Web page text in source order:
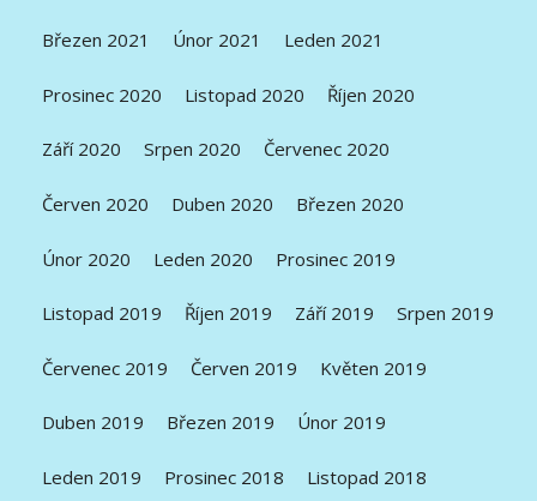
Březen 2021 Únor 2021 Leden 2021
Prosinec 2020 Listopad 2020 Říjen 2020
Září 2020 Srpen 2020 Červenec 2020
Červen 2020 Duben 2020 Březen 2020
Únor 2020 Leden 2020 Prosinec 2019
Listopad 2019 Říjen 2019 Září 2019 Srpen 2019
Červenec 2019 Červen 2019 Květen 2019
Duben 2019 Březen 2019 Únor 2019
Leden 2019 Prosinec 2018 Listopad 2018